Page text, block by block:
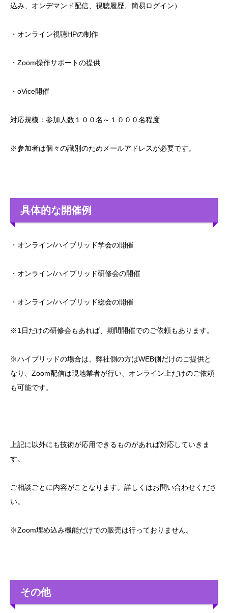
込み、オンデマンド配信、視聴履歴、簡易ログイン）
・オンライン視聴HPの制作
・Zoom操作サポートの提供
・oVice開催
対応規模：参加人数１００名～１０００名程度
※参加者は個々の識別のためメールアドレスが必要です。
具体的な開催例
・オンライン/ハイブリッド学会の開催
・オンライン/ハイブリッド研修会の開催
・オンライン/ハイブリッド総会の開催
※1日だけの研修会もあれば、期間開催でのご依頼もあります。
※ハイブリッドの場合は、弊社側の方はWEB側だけのご提供と
なり、Zoom配信は現地業者が行い、オンライン上だけのご依頼
も可能です。
上記に以外にも技術が応用できるものがあれば対応していきま
す。
ご相談ごとに内容がことなります。詳しくはお問い合わせくださ
い。
※Zoom埋め込み機能だけでの販売は行っておりません。
その他